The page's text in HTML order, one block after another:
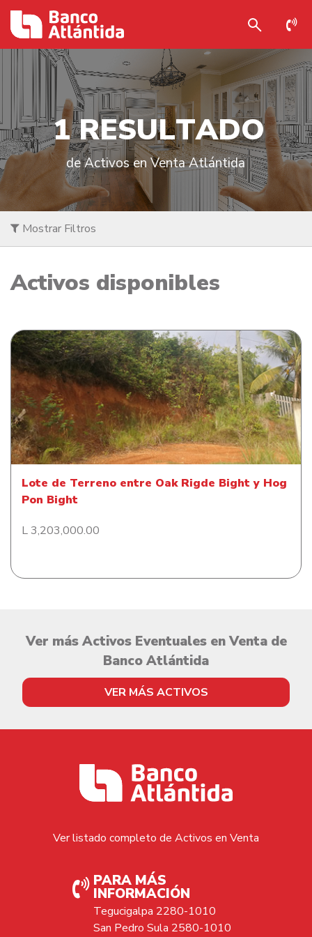
1 RESULTADO
de Activos en Venta Atlántida
Mostrar Filtros
Activos disponibles
Lote de Terreno entre Oak Rigde Bight y Hog Pon
Bight
Lote de Terreno entre Oak Rigde Bight y Hog
Pon Bight
L 3,203,000.00
Ver más Activos Eventuales en Venta de
Banco Atlántida
VER MÁS ACTIVOS
Ver listado completo de Activos en Venta
PARA MÁS
INFORMACIÓN
Tegucigalpa 2280-1010
San Pedro Sula 2580-1010